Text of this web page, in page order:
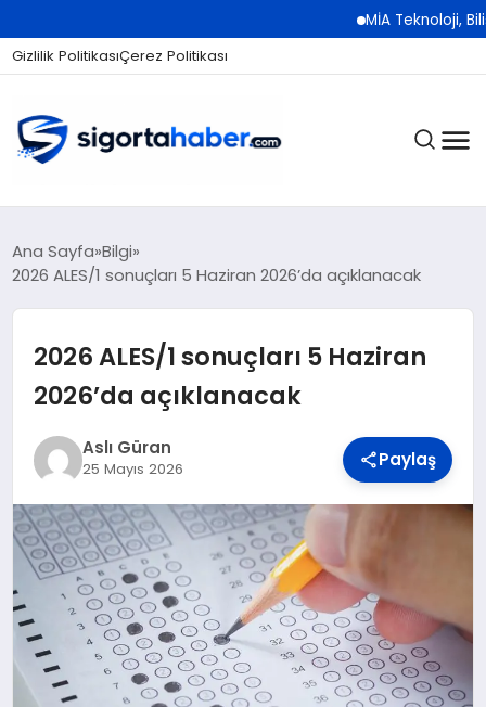
MİA Teknoloji, Bilişim
Gizlilik PolitikasıÇerez Politikası
SIGORTA
EKONOMI
BILIM VE TEKNOLOJI
OTOMOBIL
Ana Sayfa Bilgi
2026 ALES/1 sonuçları 5 Haziran 2026’da açıklanacak
2026 ALES/1 sonuçları 5 Haziran
2026’da açıklanacak
Aslı Güran
25 Mayıs 2026 Paylaş